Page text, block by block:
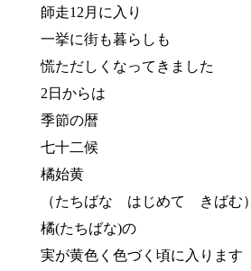
師走12月に入り
一挙に街も暮らしも
慌ただしくなってきました
2日からは
季節の暦
七十二候
橘始黄
（たちばな はじめて きばむ）
橘(たちばな)の
実が黄色く色づく頃に入ります